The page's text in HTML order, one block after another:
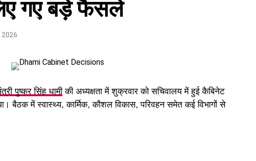
गए बड़े फैसले
2026
पुष्कर सिंह धामीकी अध्यक्षता में शुक्रवार को सचिवालय में हुई कैबिनेट
बैठक में स्वास्थ्य, कार्मिक, कौशल विकास, परिवहन समेत कई विभागों से